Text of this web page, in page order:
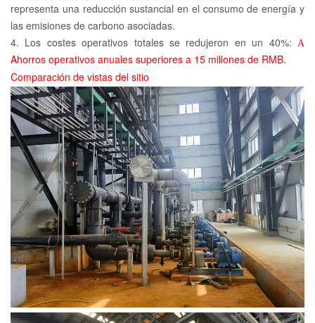
representa una reducción sustancial en el consumo de energía y
las emisiones de carbono asociadas.
4. Los costes operativos totales se redujeron en un 40%:A
Ahorros operativos anuales superiores a 15 millones de RMB.
Comparación de vistas del sitio